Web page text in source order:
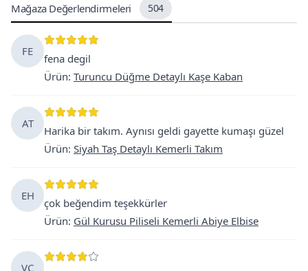
Mağaza Değerlendirmeleri 504
FE
fena degil
Ürün: Turuncu Düğme Detaylı Kaşe Kaban
AT
Harika bir takım. Aynısı geldi gayette kumaşı güzel
Ürün: Siyah Taş Detaylı Kemerli Takım
EH
çok beğendim teşekkürler
Ürün: Gül Kurusu Piliseli Kemerli Abiye Elbise
VC